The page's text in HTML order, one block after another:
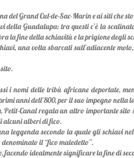
Grand Cul-de-Sac-Marin e ai siti che
Guadalupa; tra questi c’è la
la fine della schiavitù e la prigione degli
una volta sbarcati sull’adiacente molo,
i nomi delle tribù africane deportate,
anni dell’800, per il suo impegno nella
Canal regala un altro importante sito
alcuni alberi di fico.
leggenda secondo la quale gli schiavi
il “fico maledetto”.
idealmente significare la fine di